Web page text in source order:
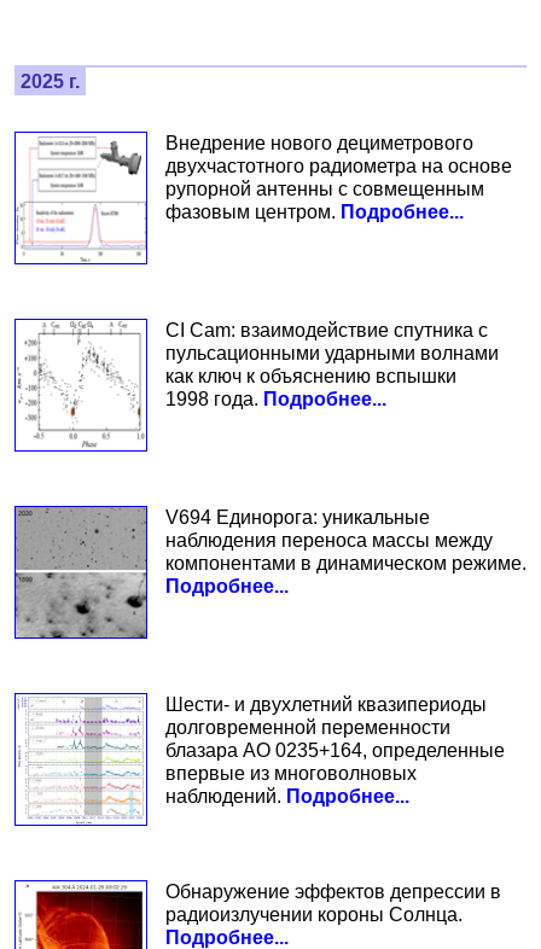
2025 г.
Внедрение нового дециметрового
двухчастотного радиометра на основе
рупорной антенны с совмещенным
фазовым центром. Подробнее...
CI Cam: взаимодействие спутника с
пульсационными ударными волнами
как ключ к объяснению вспышки
1998 года. Подробнее...
V694 Единорога: уникальные
наблюдения переноса массы между
компонентами в динамическом режиме.
Подробнее...
Шести- и двухлетний квазипериоды
долговременной переменности
блазара AO 0235+164, определенные
впервые из многоволновых
наблюдений. Подробнее...
Обнаружение эффектов депрессии в
радиоизлучении короны Солнца.
Подробнее...